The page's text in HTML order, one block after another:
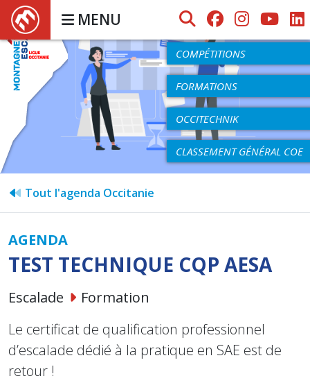
MENU AGENDA
COMPÉTITIONS
FORMATIONS
OCCITECHNIK
CLASSEMENT GÉNÉRAL COE
Tout l'agenda Occitanie
AGENDA
TEST TECHNIQUE CQP AESA
Escalade
Formation
Le certificat de qualification professionnel
d’escalade dédié à la pratique en SAE est de
retour !